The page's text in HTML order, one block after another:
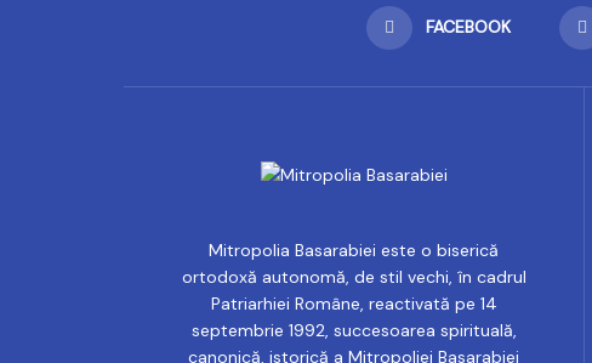
FACEBOOK
Mitropolia Basarabiei este o biserică
ortodoxă autonomă, de stil vechi, în cadrul
Patriarhiei Române, reactivată pe 14
septembrie 1992, succesoarea spirituală,
canonică, istorică a Mitropoliei Basarabiei